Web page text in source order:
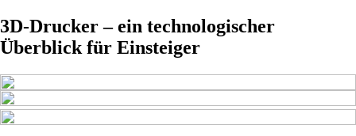
3D-Drucker – ein technologischer
Überblick für Einsteiger